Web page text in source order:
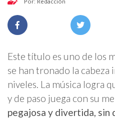
Este título es uno de los
se han tronado la
niveles. La música logra
y de paso juega con su
pegajosa y divertida, sin